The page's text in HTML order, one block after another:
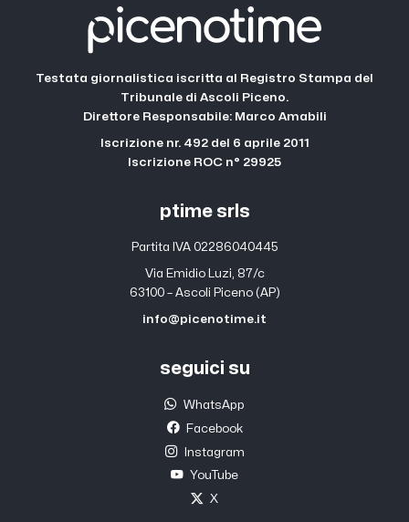
Testata giornalistica iscritta al Registro Stampa del
Tribunale di Ascoli Piceno.
Direttore Responsabile: Marco Amabili
Iscrizione nr. 492 del 6 aprile 2011
Iscrizione ROC n° 29925
ptime srls
Partita IVA 02286040445
Via Emidio Luzi, 87/c
63100 – Ascoli Piceno (AP)
info@picenotime.it
seguici su
WhatsApp
Facebook
Instagram
YouTube
X